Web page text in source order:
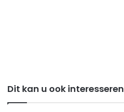
Dit kan u ook interesseren